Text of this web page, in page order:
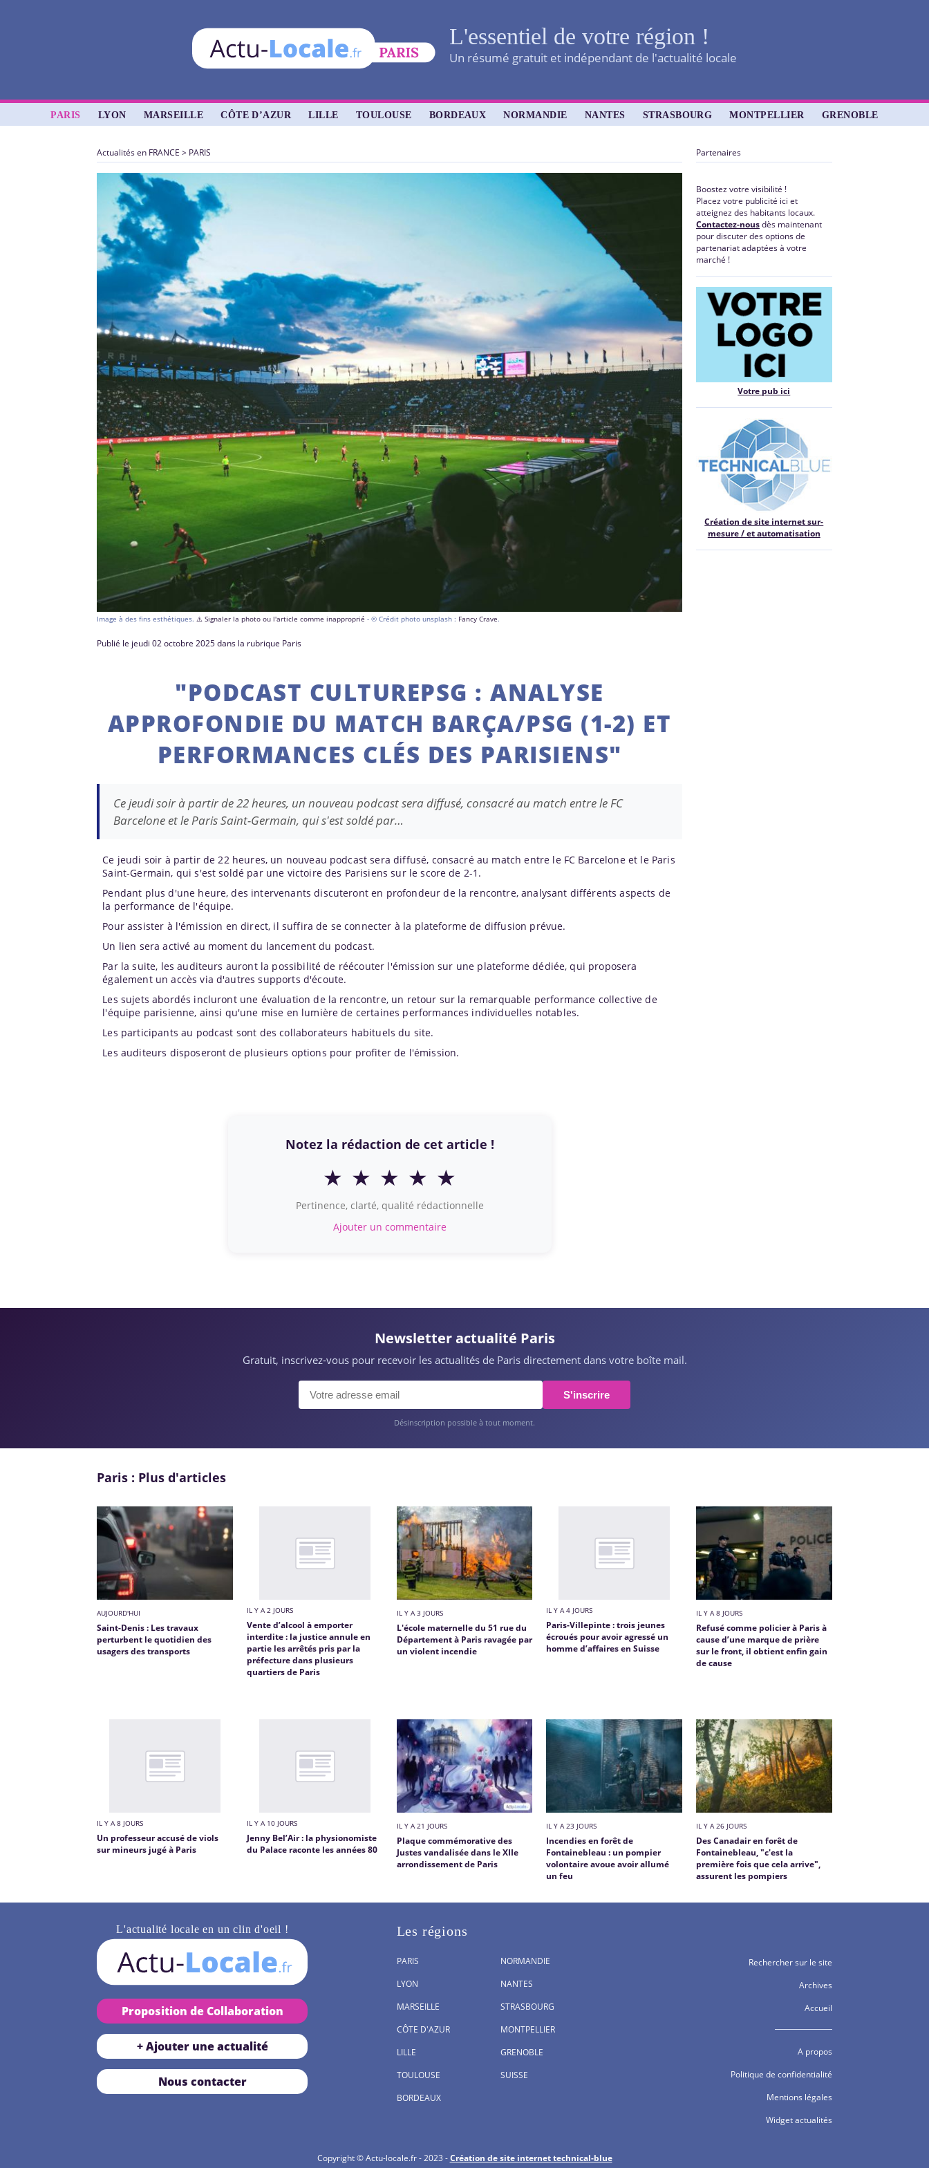
L'essentiel de votre région !
Un résumé gratuit et indépendant de l'actualité locale
PARIS LYON MARSEILLE CÔTE D’AZUR LILLE TOULOUSE BORDEAUX NORMANDIE NANTES STRASBOURG MONTPELLIER GRENOBLE
Actualités en FRANCE > PARIS
Image à des fins esthétiques.⚠️ Signaler la photo ou l'article comme inapproprié - © Crédit photo unsplash : Fancy Crave.
Publié le jeudi 02 octobre 2025 dans la rubrique Paris
"PODCAST CULTUREPSG : ANALYSE
APPROFONDIE DU MATCH BARÇA/PSG (1-2) ET
PERFORMANCES CLÉS DES PARISIENS"
Ce jeudi soir à partir de 22 heures, un nouveau podcast sera diffusé, consacré au match entre le FC
Barcelone et le Paris Saint-Germain, qui s'est soldé par…
Ce jeudi soir à partir de 22 heures, un nouveau podcast sera diffusé, consacré au match entre le FC Barcelone et le Paris
Saint-Germain, qui s'est soldé par une victoire des Parisiens sur le score de 2-1.
Pendant plus d'une heure, des intervenants discuteront en profondeur de la rencontre, analysant différents aspects de
la performance de l'équipe.
Pour assister à l'émission en direct, il suffira de se connecter à la plateforme de diffusion prévue.
Un lien sera activé au moment du lancement du podcast.
Par la suite, les auditeurs auront la possibilité de réécouter l'émission sur une plateforme dédiée, qui proposera
également un accès via d'autres supports d'écoute.
Les sujets abordés incluront une évaluation de la rencontre, un retour sur la remarquable performance collective de
l'équipe parisienne, ainsi qu'une mise en lumière de certaines performances individuelles notables.
Les participants au podcast sont des collaborateurs habituels du site.
Les auditeurs disposeront de plusieurs options pour profiter de l'émission.
Notez la rédaction de cet article !
★ ★ ★ ★ ★
Pertinence, clarté, qualité rédactionnelle
Ajouter un commentaire
Partenaires
Boostez votre visibilité !
Placez votre publicité ici et
atteignez des habitants locaux.
Contactez-nousdès maintenant
pour discuter des options de
partenariat adaptées à votre
marché !
Votre pub ici
Création de site internet sur-
mesure / et automatisation
Newsletter actualité Paris
Gratuit, inscrivez-vous pour recevoir les actualités de Paris directement dans votre boîte mail.
S'inscrire
Désinscription possible à tout moment.
Paris : Plus d'articles
AUJOURD'HUI
Saint-Denis : Les travaux
perturbent le quotidien des
usagers des transports
IL Y A 2 JOURS
Vente d’alcool à emporter
interdite : la justice annule en
partie les arrêtés pris par la
préfecture dans plusieurs
quartiers de Paris
IL Y A 3 JOURS
L'école maternelle du 51 rue du
Département à Paris ravagée par
un violent incendie
IL Y A 4 JOURS
Paris-Villepinte : trois jeunes
écroués pour avoir agressé un
homme d’affaires en Suisse
IL Y A 8 JOURS
Refusé comme policier à Paris à
cause d’une marque de prière
sur le front, il obtient enfin gain
de cause
IL Y A 8 JOURS
Un professeur accusé de viols
sur mineurs jugé à Paris
IL Y A 10 JOURS
Jenny Bel’Air : la physionomiste
du Palace raconte les années 80
IL Y A 21 JOURS
Plaque commémorative des
Justes vandalisée dans le XIIe
arrondissement de Paris
IL Y A 23 JOURS
Incendies en forêt de
Fontainebleau : un pompier
volontaire avoue avoir allumé
un feu
IL Y A 26 JOURS
Des Canadair en forêt de
Fontainebleau, "c'est la
première fois que cela arrive",
assurent les pompiers
L'actualité locale en un clin d'oeil !
Proposition de Collaboration
+ Ajouter une actualité
Nous contacter
Les régions
PARIS
LYON
MARSEILLE
CÔTE D'AZUR
LILLE
TOULOUSE
BORDEAUX
NORMANDIE
NANTES
STRASBOURG
MONTPELLIER
GRENOBLE
SUISSE
Rechercher sur le site
Archives
Accueil
A propos
Politique de confidentialité
Mentions légales
Widget actualités
Copyright © Actu-locale.fr - 2023 -Création de site internet technical-blue